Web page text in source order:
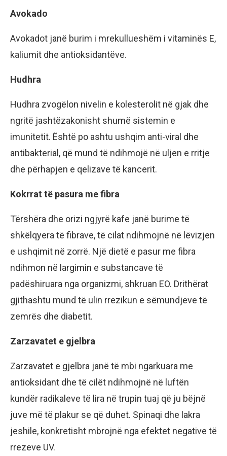
Avokado
Avokadot janë burim i mrekullueshëm i vitaminës E,
kaliumit dhe antioksidantëve.
Hudhra
Hudhra zvogëlon nivelin e kolesterolit në gjak dhe
ngritë jashtëzakonisht shumë sistemin e
imunitetit. Është po ashtu ushqim anti-viral dhe
antibakterial, që mund të ndihmojë në uljen e rritje
dhe përhapjen e qelizave të kancerit.
Kokrrat të pasura me fibra
Tërshëra dhe orizi ngjyrë kafe janë burime të
shkëlqyera të fibrave, të cilat ndihmojnë në lëvizjen
e ushqimit në zorrë. Një dietë e pasur me fibra
ndihmon në largimin e substancave të
padëshiruara nga organizmi, shkruan EO. Drithërat
gjithashtu mund të ulin rrezikun e sëmundjeve të
zemrës dhe diabetit.
Zarzavatet e gjelbra
Zarzavatet e gjelbra janë të mbi ngarkuara me
antioksidant dhe të cilët ndihmojnë në luftën
kundër radikaleve të lira në trupin tuaj që ju bëjnë
juve më të plakur se që duhet. Spinaqi dhe lakra
jeshile, konkretisht mbrojnë nga efektet negative të
rrezeve UV.